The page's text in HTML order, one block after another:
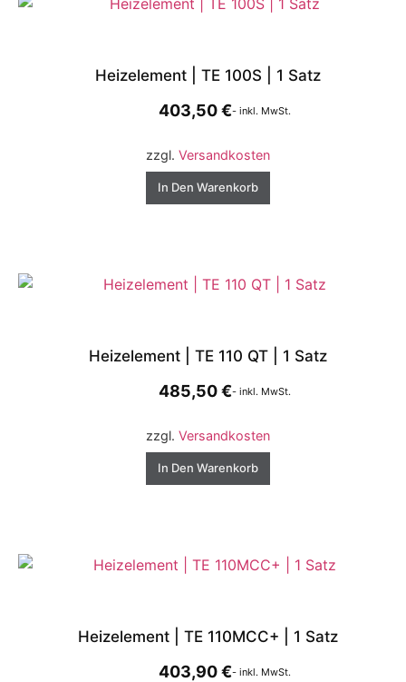
Heizelement | TE 100S | 1 Satz
403,50€- inkl. MwSt.
In Den Warenkorb
zzgl. Versandkosten
Heizelement | TE 110 QT | 1 Satz
485,50€- inkl. MwSt.
In Den Warenkorb
zzgl. Versandkosten
Heizelement | TE 110MCC+ | 1 Satz
403,90€- inkl. MwSt.